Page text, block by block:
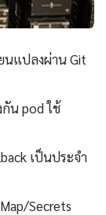
แปลงผ่าน Git
น pod ใช้
เป็นประจำ
Secrets